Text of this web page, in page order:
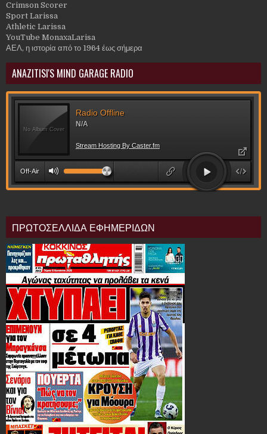
Crimson Scorer
Sport Larissa
Athletic Larissa
YouTube MonaxaLarisa
ΑΕΛ, η ιστορία από το 1964 έως σήμερα
ANAZITISI'S MIND GARAGE RADIO
ΠΡΩΤΟΣΕΛΛΙΔΑ ΕΦΗΜΕΡΙΔΩΝ